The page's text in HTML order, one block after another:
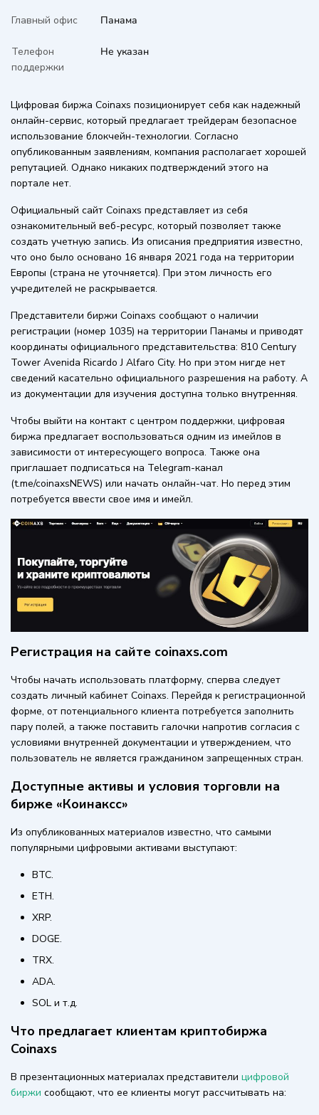
Главный офис Панама
Телефон
поддержки
Не указан
Цифровая биржа Coinaxs позиционирует себя как надежный
онлайн-сервис, который предлагает трейдерам безопасное
использование блокчейн-технологии. Согласно
опубликованным заявлениям, компания располагает хорошей
репутацией. Однако никаких подтверждений этого на
портале нет.
Официальный сайт Coinaxs представляет из себя
ознакомительный веб-ресурс, который позволяет также
создать учетную запись. Из описания предприятия известно,
что оно было основано 16 января 2021 года на территории
Европы (страна не уточняется). При этом личность его
учредителей не раскрывается.
Представители биржи Coinaxs сообщают о наличии
регистрации (номер 1035) на территории Панамы и приводят
координаты официального представительства: 810 Century
Tower Avenida Ricardo J Alfaro City. Но при этом нигде нет
сведений касательно официального разрешения на работу. А
из документации для изучения доступна только внутренняя.
Чтобы выйти на контакт с центром поддержки, цифровая
биржа предлагает воспользоваться одним из имейлов в
зависимости от интересующего вопроса. Также она
приглашает подписаться на Telegram-канал
(t.me/coinaxsNEWS) или начать онлайн-чат. Но перед этим
потребуется ввести свое имя и имейл.
Регистрация на сайте coinaxs.com
Чтобы начать использовать платформу, сперва следует
создать личный кабинет Coinaxs. Перейдя к регистрационной
форме, от потенциального клиента потребуется заполнить
пару полей, а также поставить галочки напротив согласия с
условиями внутренней документации и утверждением, что
пользователь не является гражданином запрещенных стран.
Доступные активы и условия торговли на
бирже «Коинаксс»
Из опубликованных материалов известно, что самыми
популярными цифровыми активами выступают:
BTC.
ETH.
XRP.
DOGE.
TRX.
ADA.
SOL и т.д.
Что предлагает клиентам криптобиржа
Coinaxs
В презентационных материалах представители цифровой
биржи сообщают, что ее клиенты могут рассчитывать на: